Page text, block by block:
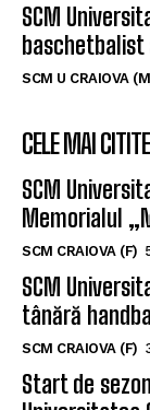
SCM
baschetbalist
SCM U CRAIOVA
CELE MAI CITITE
SCM
Memorialul
SCM CRAIOVA (F)
SCM
tânără
SCM CRAIOVA (F)
Start de